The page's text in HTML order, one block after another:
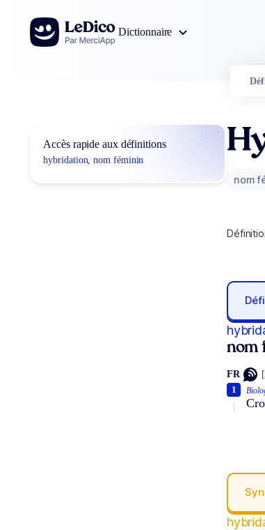
Aller au contenu
Dictionnaire
Accès rapide aux définitions
hybridation, nom féminin
nom
nom
FR
1